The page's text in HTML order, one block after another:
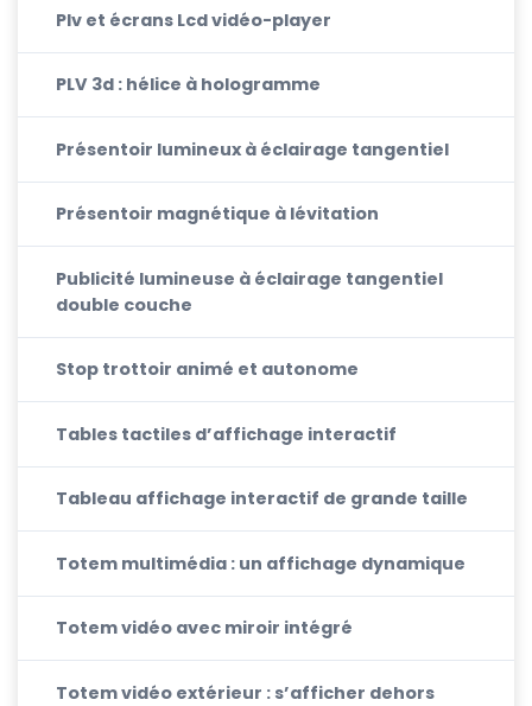
Plv et écrans Lcd vidéo-player
PLV 3d : hélice à hologramme
Présentoir lumineux à éclairage tangentiel
Présentoir magnétique à lévitation
Publicité lumineuse à éclairage tangentiel
double couche
Stop trottoir animé et autonome
Tables tactiles d’affichage interactif
Tableau affichage interactif de grande taille
Totem multimédia : un affichage dynamique
Totem vidéo avec miroir intégré
Totem vidéo extérieur : s’afficher dehors